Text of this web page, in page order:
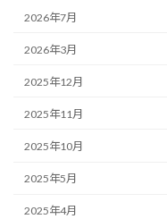
2026年7月
2026年3月
2025年12月
2025年11月
2025年10月
2025年5月
2025年4月